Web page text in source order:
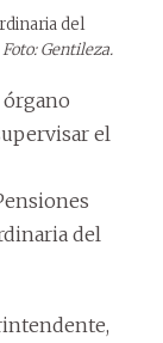
del
Foto: Gentileza.
órgano
el
del